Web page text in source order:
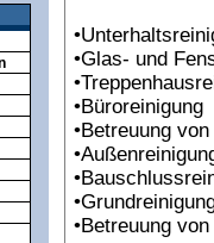
•Glas- und
•Büroreinigung
•Betreuung
•Betreuung